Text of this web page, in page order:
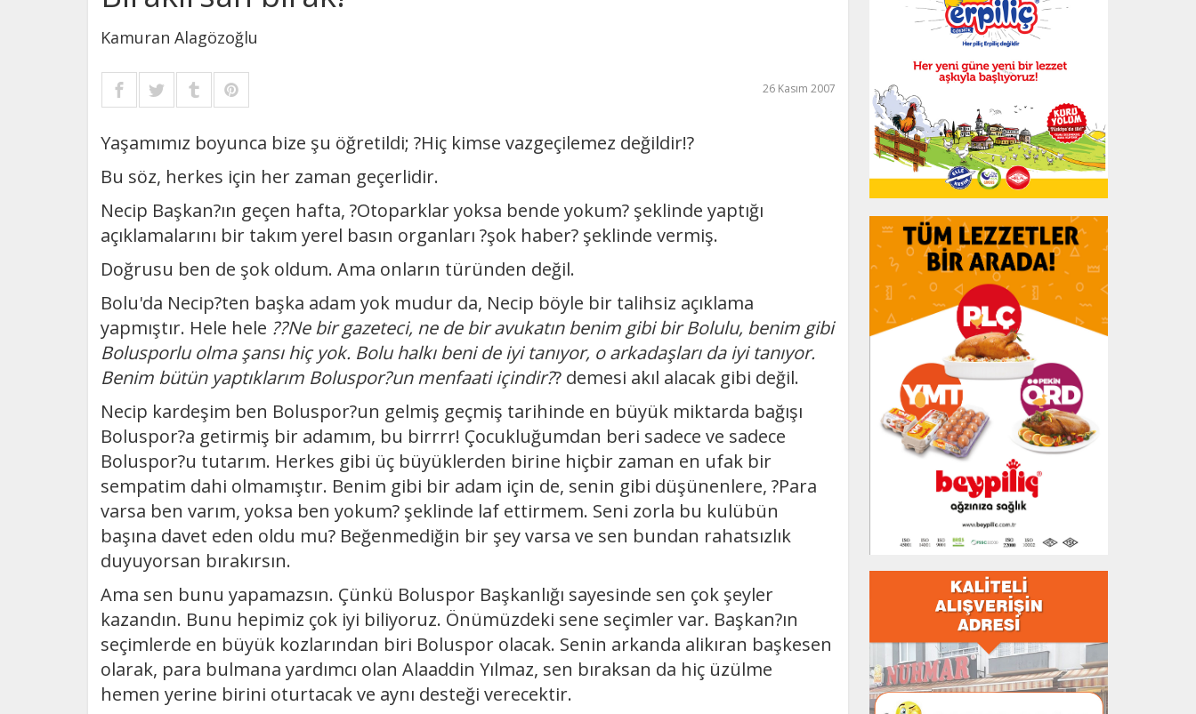
Kamuran Alagözoğlu
26 Kasım 2007
Yaşamımız boyunca bize şu öğretildi; ?Hiç kimse vazgeçilemez değildir!?
Bu söz, herkes için her zaman geçerlidir.
Necip Başkan?ın geçen hafta, ?Otoparklar yoksa bende yokum? şeklinde yaptığı
açıklamalarını bir takım yerel basın organları ?şok haber? şeklinde vermiş.
Doğrusu ben de şok oldum. Ama onların türünden değil.
Bolu'da Necip?ten başka adam yok mudur da, Necip böyle bir talihsiz açıklama
yapmıştır. Hele hele ??Ne bir gazeteci, ne de bir avukatın benim gibi bir Bolulu, benim gibi
Bolusporlu olma şansı hiç yok. Bolu halkı beni de iyi tanıyor, o arkadaşları da iyi tanıyor.
Benim bütün yaptıklarım Boluspor?un menfaati içindir?? demesi akıl alacak gibi değil.
Necip kardeşim ben Boluspor?un gelmiş geçmiş tarihinde en büyük miktarda bağışı
Boluspor?a getirmiş bir adamım, bu birrrr! Çocukluğumdan beri sadece ve sadece
Boluspor?u tutarım. Herkes gibi üç büyüklerden birine hiçbir zaman en ufak bir
sempatim dahi olmamıştır. Benim gibi bir adam için de, senin gibi düşünenlere, ?Para
varsa ben varım, yoksa ben yokum? şeklinde laf ettirmem. Seni zorla bu kulübün
başına davet eden oldu mu? Beğenmediğin bir şey varsa ve sen bundan rahatsızlık
duyuyorsan bırakırsın.
Ama sen bunu yapamazsın. Çünkü Boluspor Başkanlığı sayesinde sen çok şeyler
kazandın. Bunu hepimiz çok iyi biliyoruz. Önümüzdeki sene seçimler var. Başkan?ın
seçimlerde en büyük kozlarından biri Boluspor olacak. Senin arkanda alikıran başkesen
olarak, para bulmana yardımcı olan Alaaddin Yılmaz, sen bıraksan da hiç üzülme
hemen yerine birini oturtacak ve aynı desteği verecektir.